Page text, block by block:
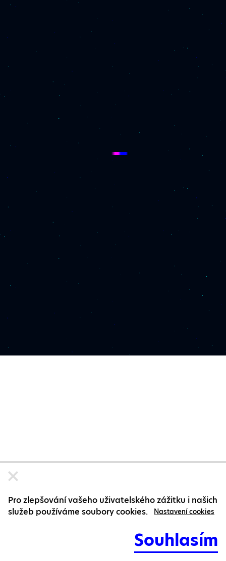
Pro zlepšování vašeho uživatelského zážitku i našich
služeb používáme soubory cookies.
Nastavení cookies
Souhlasím